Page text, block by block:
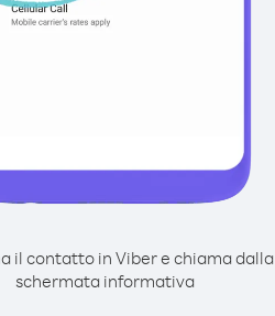
il contatto in Viber e chiama dalla
schermata informativa